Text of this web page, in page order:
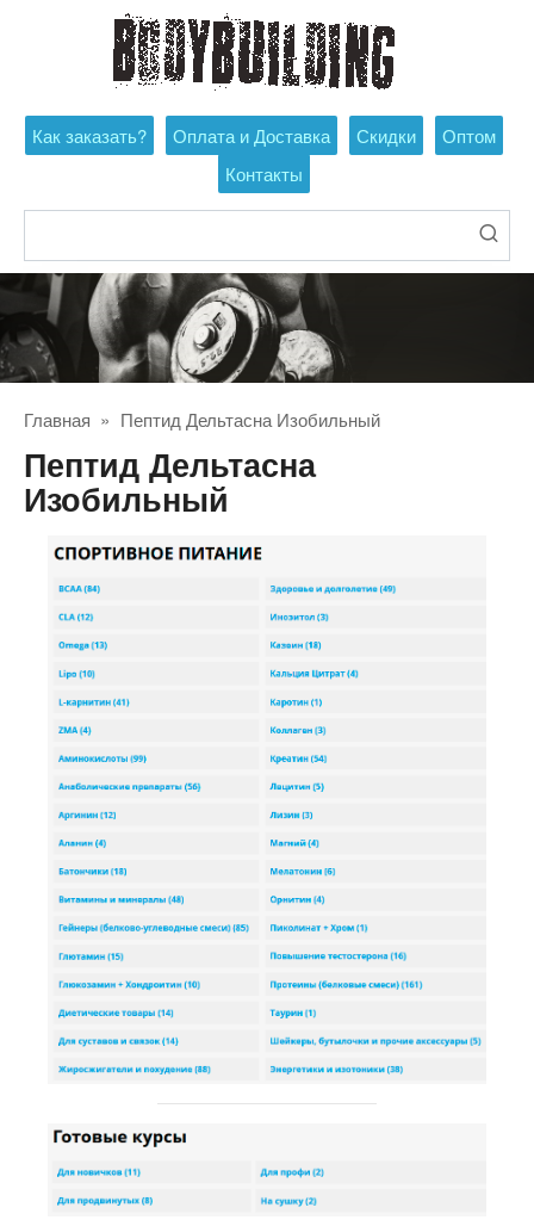
Как заказать? Оплата и Доставка Скидки
Оптом
Контакты
Главная » Пептид Дельтасна Изобильный
Пептид Дельтасна
Изобильный